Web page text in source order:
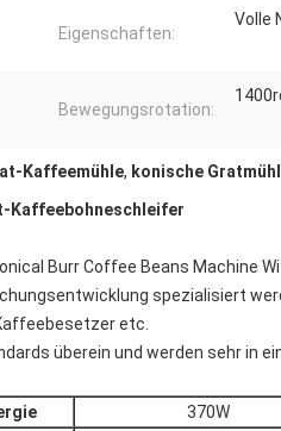
Eigenschaften:
Volle
Bewegungsrotation:
Kaffeemühle, konische
Kaffeebohneschleifer
Burr Coffee Beans Machine
spezialisiert
etc.
überein und werden sehr in
370W